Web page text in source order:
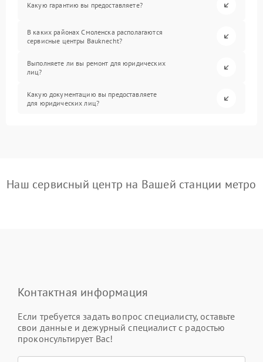
Какую гарантию вы предоставляете?
В каких районах Смоленска располагаются
сервисные центры Bauknecht?
Выполняете ли вы ремонт для юридических
лиц?
Какую документацию вы предоставляете
для юридических лиц?
Наш сервисный центр на Вашей станции метро
Контактная информация
Если требуется задать вопрос специалисту, оставьте
свои данные и дежурный специалист с радостью
проконсультирует Вас!